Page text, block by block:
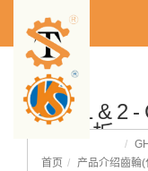
GH1&2-
轉接板
首页 产品介绍齒輪(